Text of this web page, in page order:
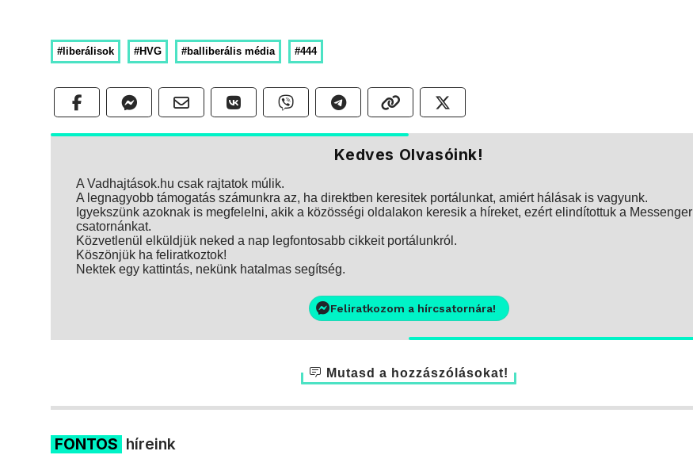
#liberálisok #HVG #balliberális média #444
Kedves Olvasóink!
A Vadhajtások.hu csak rajtatok múlik.
A legnagyobb támogatás számunkra az, ha direktben keresitek portálunkat, amiért hálásak is vagyunk.
Igyekszünk azoknak is megfelelni, akik a közösségi oldalakon keresik a híreket, ezért elindítottuk a Messenger
csatornánkat.
Közvetlenül elküldjük neked a nap legfontosabb cikkeit portálunkról.
Köszönjük ha feliratkoztok!
Nektek egy kattintás, nekünk hatalmas segítség.
Feliratkozom a hírcsatornára!
Mutasd a hozzászólásokat!
FONTOS híreink